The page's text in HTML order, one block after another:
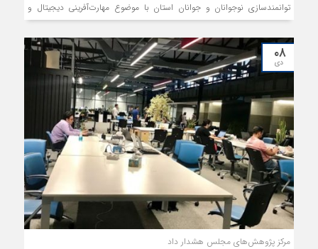
توانمندسازی نوجوانان و جوانان استان با موضوع مهارت‌آفرینی دیجیتال و
و بررسی راهکارهای ارتباط مؤثر با شورای گفت‌وگوی دولت و بخش خصوصی
استان، برگزار شد.
۰۸
دی
مرکز پژوهش‌های مجلس هشدار داد